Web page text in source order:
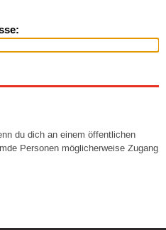
du dich an einem öffentlichen
Personen möglicherweise Zugang